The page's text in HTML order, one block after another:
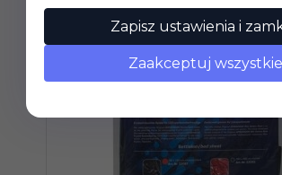
Zapisz ustawienia i
Zaakceptuj wszystkie